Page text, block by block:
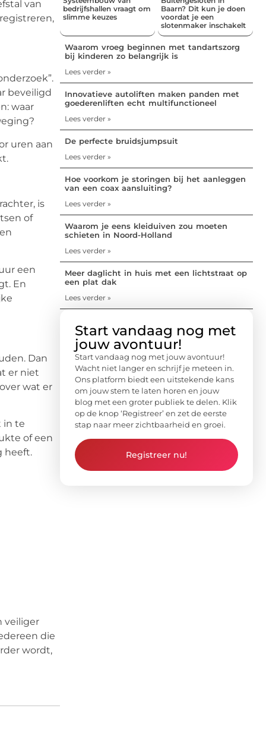
van
beveiligd
waar
uren aan
is
of
een
En
Dan
er niet
wat er
in te
of een
heeft.
veiliger
die
wordt,
bedrijfshallen vraagt om
slimme keuzes
Baarn? Dit kun je doen
voordat je een
slotenmaker inschakelt
Waarom vroeg beginnen met tandartszorg
bij kinderen zo belangrijk is
Lees verder »
Innovatieve autoliften maken panden met
goederenliften echt multifunctioneel
Lees verder »
De perfecte bruidsjumpsuit
Lees verder »
Hoe voorkom je storingen bij het aanleggen
van een coax aansluiting?
Lees verder »
Waarom je eens kleiduiven zou moeten
schieten in Noord-Holland
Lees verder »
Meer daglicht in huis met een lichtstraat op
een plat dak
Lees verder »
Start vandaag nog met
jouw avontuur!
Start vandaag nog met jouw avontuur!
Wacht niet langer en schrijf je meteen in.
Ons platform biedt een uitstekende kans
om jouw stem te laten horen en jouw
blog met een groter publiek te delen. Klik
op de knop ‘Registreer’ en zet de eerste
stap naar meer zichtbaarheid en groei.
Registreer nu!